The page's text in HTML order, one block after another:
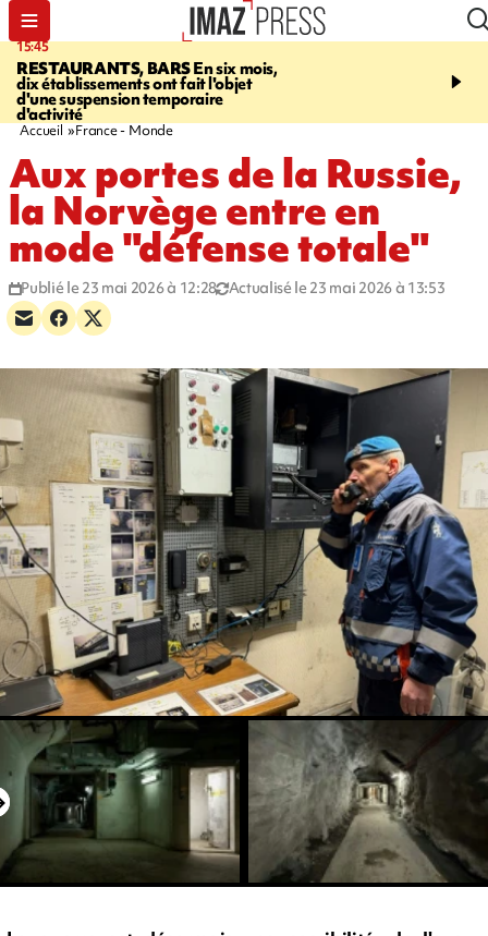
15:45
RESTAURANTS, BARSEn six mois,
dix établissements ont fait l'objet
d'une suspension temporaire
d'activité
17:17
Angeles, un homme vit
Accueil France - Monde
Aux portes de la Russie,
la Norvège entre en
mode "défense totale"
Publié le 23 mai 2026 à 12:28 Actualisé le 23 mai 2026 à 13:53